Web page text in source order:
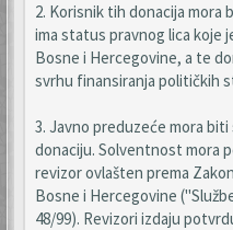
2. Korisnik tih donacija mora
ima status pravnog lica koje
Bosne i Hercegovine, a te
svrhu finansiranja političkih
3. Javno preduzeće mora
donaciju. Solventnost mora
revizor ovlašten prema
Bosne i Hercegovine
48/99). Revizori izdaju